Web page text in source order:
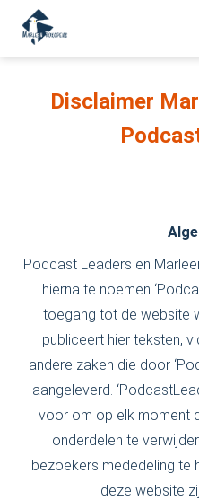
Disclaimer
Podcast Leaders en
hierna te noemen
toegang tot de website
publiceert hier teksten,
andere zaken die door
aangeleverd.
voor om op elk moment
onderdelen te
bezoekers mededeling te
deze website